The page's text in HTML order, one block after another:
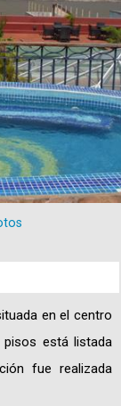
en el centro
pisos está listada
fue realizada